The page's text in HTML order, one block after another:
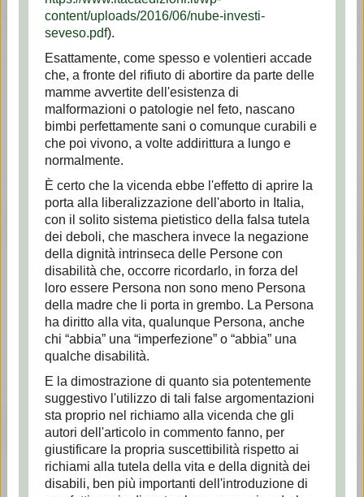
content/uploads/2016/06/nube-investi-
seveso.pdf).
Esattamente, come spesso e volentieri accade
che, a fronte del rifiuto di abortire da parte delle
mamme avvertite dell'esistenza di
malformazioni o patologie nel feto, nascano
bimbi perfettamente sani o comunque curabili e
che poi vivono, a volte addirittura a lungo e
normalmente.
È certo che la vicenda ebbe l'effetto di aprire la
porta alla liberalizzazione dell'aborto in Italia,
con il solito sistema pietistico della falsa tutela
dei deboli, che maschera invece la negazione
della dignità intrinseca delle Persone con
disabilità che, occorre ricordarlo, in forza del
loro essere Persona non sono meno Persona
della madre che li porta in grembo. La Persona
ha diritto alla vita, qualunque Persona, anche
chi “abbia” una “imperfezione” o “abbia” una
qualche disabilità.
E la dimostrazione di quanto sia potentemente
suggestivo l'utilizzo di tali false argomentazioni
sta proprio nel richiamo alla vicenda che gli
autori dell'articolo in commento fanno, per
giustificare la propria suscettibilità rispetto ai
richiami alla tutela della vita e della dignità dei
disabili, ben più importanti dell'introduzione di